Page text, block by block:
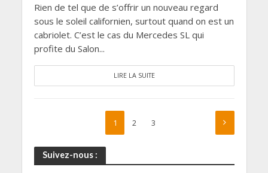
Rien de tel que de s’offrir un nouveau regard
sous le soleil californien, surtout quand on est un
cabriolet. C’est le cas du Mercedes SL qui
profite du Salon...
LIRE LA SUITE
1 2 3
Suivez-nous :